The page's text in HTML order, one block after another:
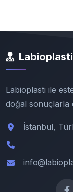
Labioplasti ile
doğal sonuçlarla
İstanbul,